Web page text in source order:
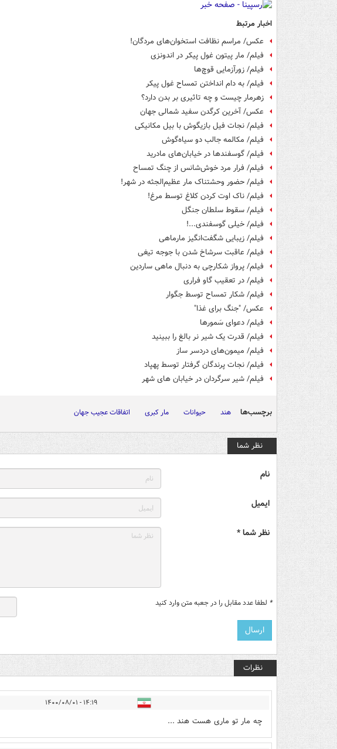
اخبار مرتبط
عکس/ مراسم نظافت استخوان‌های مردگان!
فیلم/ مار پیتون غول پیکر در اندونزی
فیلم/ زورآزمایی قوچ‌ها
فیلم/ به دام انداختن تمساح غول پیکر
زهرمار چیست و چه تاثیری بر بدن دارد؟
عکس/ آخرین کرگدن سفید شمالی جهان
فیلم/ نجات فیل بازیگوش با بیل مکانیکی
فیلم/ مکالمه جالب دو سیاه‌گوش
فیلم/ گوسفندها در خیابان‌های مادرید
فیلم/ فرار مرد خوش‌شانس از چنگ تمساح
فیلم/ حضور وحشتناک مار عظیم‌الجثه در شهر!
فیلم/ ناک اوت کردن کلاغ توسط مرغ!
فیلم/ سقوط سلطان جنگل
فیلم/ خیلی گوسفندی...!
فیلم/ زیبایی شگفت‌انگیز مارماهی
فیلم/ عاقبت سرشاخ شدن با جوجه تیغی
فیلم/ پرواز شکارچی به دنبال ماهی ساردین
فیلم/ در تعقیب گاو فراری
فیلم/ شکار تمساح توسط جگوار
عکس/ "جنگ برای غذا"
فیلم/ دعوای سَمورها
فیلم/ قدرت یک شیر نر بالغ را ببینید
فیلم/ میمون‌های دردسر ساز
فیلم/ نجات پرندگان گرفتار توسط پهپاد
فیلم/ شیر سرگردان در خیابان های شهر
برچسب‌ها هند حیوانات مار کبری اتفاقات عجیب جهان
نظر شما
نام
ایمیل
نظر شما *
* لطفا عدد مقابل را در جعبه متن وارد کنید
نظرات
۱۴:۱۹ - ۱۴۰۰/۰۸/۰۱
چه مار تو ماری هست هند ...